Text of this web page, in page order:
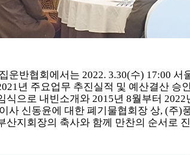
운반협회에서는 2022. 3.30(수) 17:00 서
년 주요업무 추진실적 및 예산결산 승
식으로 내빈소개와 2015년 8월부터 2022
사 신동윤에 대한 폐기물협회장 상, (주)
산지회장의 축사와 함께 만찬의 순서로